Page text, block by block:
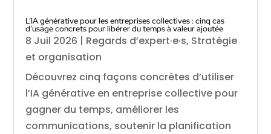
L’IA générative pour les entreprises collectives : cinq cas
d’usage concrets pour libérer du temps à valeur ajoutée
8 Juil 2026 | Regards d’expert·e·s, Stratégie
et organisation
Découvrez cinq façons concrètes d’utiliser
l’IA générative en entreprise collective pour
gagner du temps, améliorer les
communications, soutenir la planification